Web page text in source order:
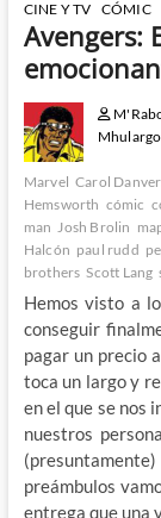
CINE Y TV CÓMIC
Avengers:
Mhulargo
Marvel Carol
Hemsworth cómic
man Josh Brolin
Halcón paul rudd
brothers Scott Lang
Hemos visto a
conseguir
pagar un precio
toca un largo y
en el que se nos
nuestros
preámbulos
entrega que una